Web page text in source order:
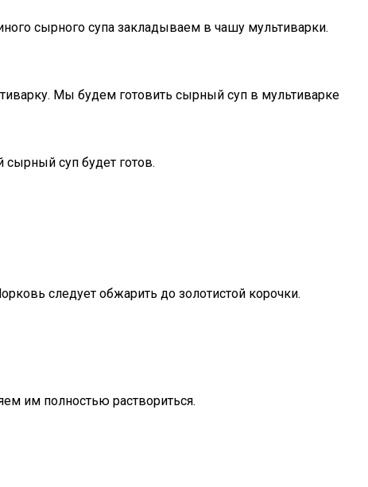
сырного супа закладываем в чашу мультиварки.
Мы будем готовить сырный суп в мультиварке
суп будет готов.
следует обжарить до золотистой корочки.
им полностью раствориться.